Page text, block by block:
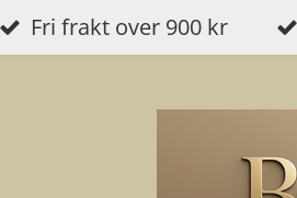
Fri frakt over 900 kr